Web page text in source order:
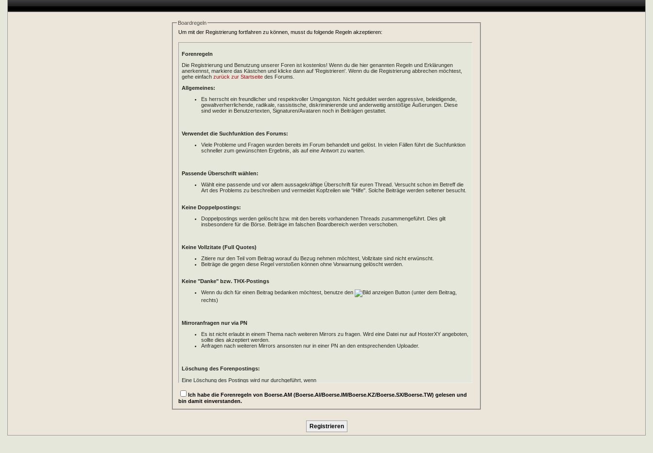
Boardregeln
Um mit der Registrierung fortfahren zu können, musst du folgende Regeln akzeptieren:
Forenregeln
Die Registrierung und Benutzung unserer Foren ist kostenlos! Wenn du die hier genannten Regeln und Erklärungen
anerkennst, markiere das Kästchen und klicke dann auf 'Registrieren'. Wenn du die Registrierung abbrechen möchtest,
gehe einfachzurück zur Startseite des Forums.
Allgemeines:
Es herrscht ein freundlicher und respektvoller Umgangston. Nicht geduldet werden aggressive, beleidigende,
gewaltverherrlichende, radikale, rassistische, diskriminierende und anderweitig anstößige Äußerungen. Diese
sind weder in Benutzertexten, Signaturen/Avataren noch in Beiträgen gestattet.
Verwendet die Suchfunktion des Forums:
Viele Probleme und Fragen wurden bereits im Forum behandelt und gelöst. In vielen Fällen führt die Suchfunktion
schneller zum gewünschten Ergebnis, als auf eine Antwort zu warten.
Passende Überschrift wählen:
Wählt eine passende und vor allem aussagekräftige Überschrift für euren Thread. Versucht schon im Betreff die
Art des Problems zu beschreiben und vermeidet Kopfzeilen wie "Hilfe". Solche Beiträge werden seltener besucht.
Keine Doppelpostings:
Doppelpostings werden gelöscht bzw. mit den bereits vorhandenen Threads zusammengeführt. Dies gilt
insbesondere für die Börse. Beiträge im falschen Boardbereich werden verschoben.
Keine Vollzitate (Full Quotes)
Zitiere nur den Teil vom Beitrag worauf du Bezug nehmen möchtest, Vollzitate sind nicht erwünscht.
Beiträge die gegen diese Regel verstoßen können ohne Vorwarnung gelöscht werden.
Keine "Danke" bzw. THX-Postings
Wenn du dich für einen Beitrag bedanken möchtest, benutze den
Button (unter dem Beitrag,
rechts)
Mirroranfragen nur via PN
Es ist nicht erlaubt in einem Thema nach weiteren Mirrors zu fragen. Wird eine Datei nur auf HosterXY angeboten,
sollte dies akzeptiert werden.
Anfragen nach weiteren Mirrors ansonsten nur in einer PN an den entsprechenden Uploader.
Löschung des Forenpostings:
Eine Löschung des Postings wird nur durchgeführt, wenn
ein Mitglied mit seinem Beitrag gegen geltendes Recht verstößt.
um deinen Account unwiderruflich löschen zu lassen. Es werden alle Daten aus der Datenbank gelöscht die mit
Ich habe die Forenregeln von Boerse.AM (Boerse.AI/Boerse.IM/Boerse.KZ/Boerse.SX/Boerse.TW) gelesen und
bin damit einverstanden.